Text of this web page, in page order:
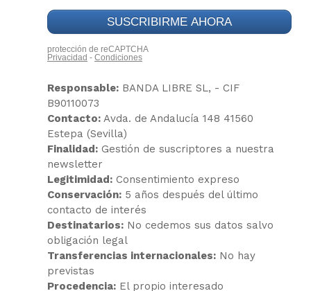
Responsable: BANDA LIBRE SL, - CIF
B90110073
Contacto: Avda. de Andalucía 148 41560
Estepa (Sevilla)
Finalidad: Gestión de suscriptores a nuestra
newsletter
Legitimidad: Consentimiento expreso
Conservación: 5 años después del último
contacto de interés
Destinatarios: No cedemos sus datos salvo
obligación legal
Transferencias internacionales: No hay
previstas
Procedencia: El propio interesado